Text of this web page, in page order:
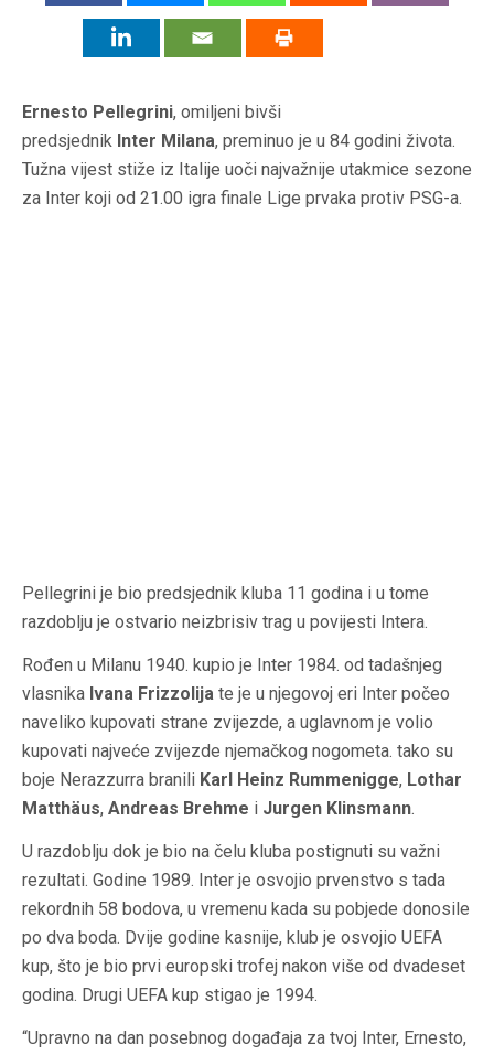
Ernesto Pellegrini, omiljeni bivši
predsjednik Inter Milana, preminuo je u 84 godini života.
Tužna vijest stiže iz Italije uoči najvažnije utakmice sezone
za Inter koji od 21.00 igra finale Lige prvaka protiv PSG-a.
Pellegrini je bio predsjednik kluba 11 godina i u tome
razdoblju je ostvario neizbrisiv trag u povijesti Intera.
Rođen u Milanu 1940. kupio je Inter 1984. od tadašnjeg
vlasnika Ivana Frizzolija te je u njegovoj eri Inter počeo
naveliko kupovati strane zvijezde, a uglavnom je volio
kupovati najveće zvijezde njemačkog nogometa. tako su
boje Nerazzurra branili Karl Heinz Rummenigge, Lothar
Matthäus, Andreas Brehme i Jurgen Klinsmann.
U razdoblju dok je bio na čelu kluba postignuti su važni
rezultati. Godine 1989. Inter je osvojio prvenstvo s tada
rekordnih 58 bodova, u vremenu kada su pobjede donosile
po dva boda. Dvije godine kasnije, klub je osvojio UEFA
kup, što je bio prvi europski trofej nakon više od dvadeset
godina. Drugi UEFA kup stigao je 1994.
“Upravno na dan posebnog događaja za tvoj Inter, Ernesto,